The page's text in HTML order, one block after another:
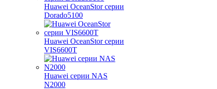
Huawei OceanStor серии
Dorado5100
Huawei OceanStor серии
VIS6600T
Huawei серии NAS
N2000